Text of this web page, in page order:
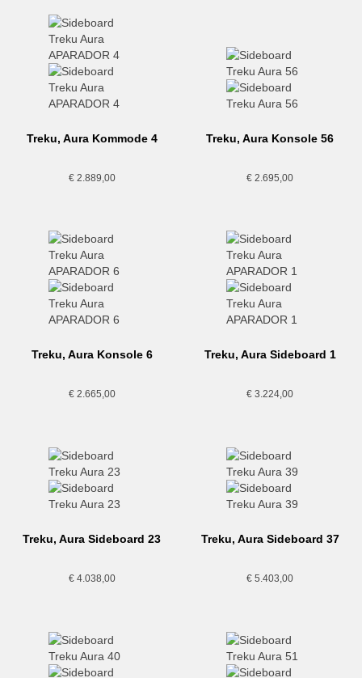
Treku, Aura Kommode 4
€2.889,00
Treku, Aura Konsole 56
€ 2.695,00
Treku, Aura Konsole 6
€2.665,00
Treku, Aura Sideboard 1
€ 3.224,00
Treku, Aura Sideboard 23
€4.038,00
Treku, Aura Sideboard 37
€ 5.403,00